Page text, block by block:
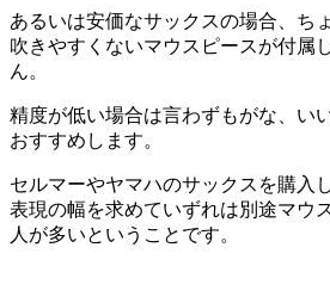
あるいは安価なサックスの場合、ち
吹きやすくないマウスピースが付属
ん。
精度が低い場合は言わずもがな、い
おすすめします。
セルマーやヤマハのサックスを購入
表現の幅を求めていずれは別途マウ
人が多いということです。